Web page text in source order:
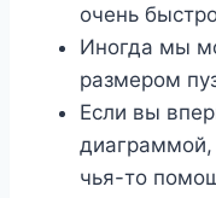
очень
Иногда мы
размером
Если вы
чья-то